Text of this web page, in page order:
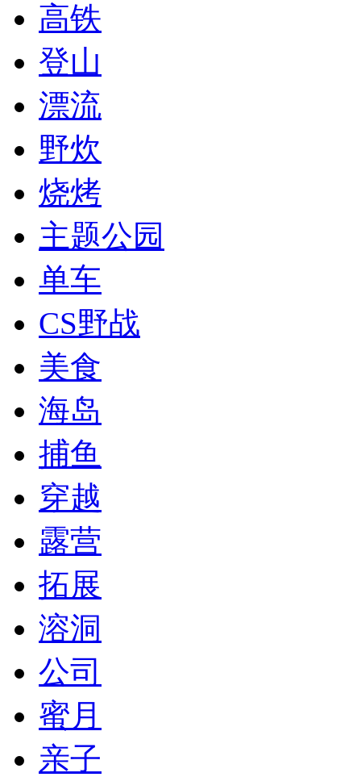
高铁
登山
漂流
野炊
烧烤
主题公园
单车
CS野战
美食
海岛
捕鱼
穿越
露营
拓展
溶洞
公司
蜜月
亲子